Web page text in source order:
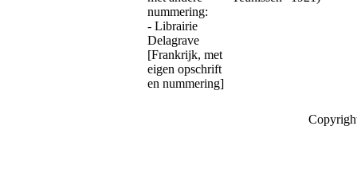
nummering:
- Librairie
Delagrave
[Frankrijk, met
eigen opschrift
en nummering]